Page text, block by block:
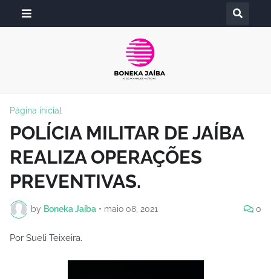
Página inicial
POLÍCIA MILITAR DE JAÍBA
REALIZA OPERAÇÕES
PREVENTIVAS.
by Boneka Jaíba • maio 08, 2021 0
Por Sueli Teixeira.